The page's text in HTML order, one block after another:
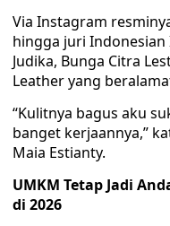
Via Instagram
hingga juri Indonesian
Judika, Bunga Citra
Leather yang
“Kulitnya bagus aku
banget kerjaannya,”
Maia Estianty.
UMKM Tetap Jadi
di 2026